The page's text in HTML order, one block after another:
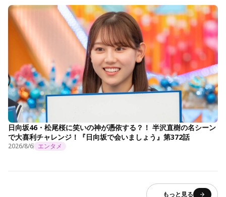
日向坂46・松尾桜に笑いの神が憑依する？！ 半沢直樹の名シーン
で大喜利チャレンジ！『日向坂で会いましょう』第372話
2026/8/6 エンタメ
もっと見る